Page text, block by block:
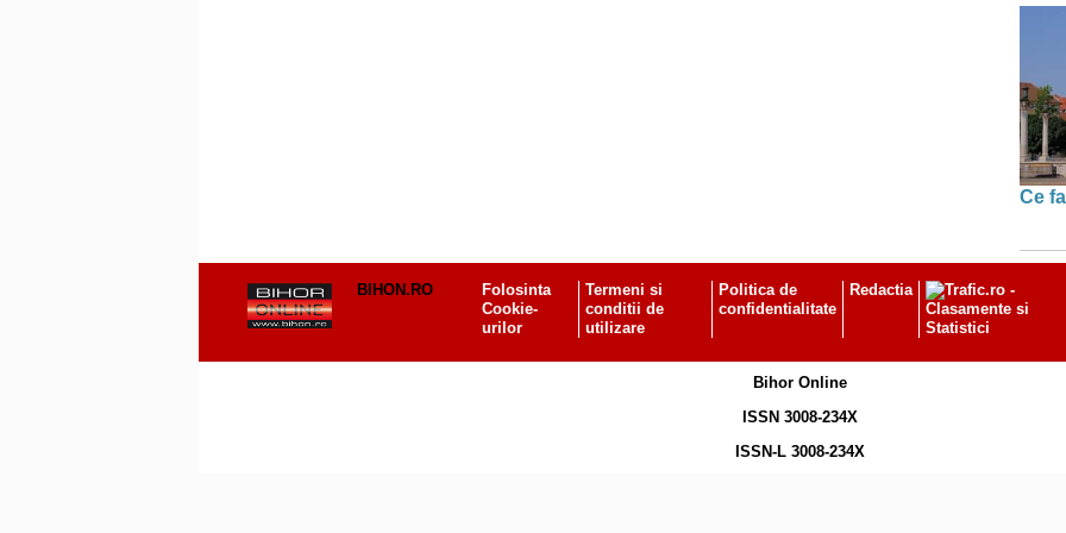
Ce
BIHON.RO
Folosinta
Cookie-
urilor
Termeni si
conditii de
utilizare
Politica de
confidentialitate
Redactia
Bihor Online
ISSN 3008-234X
ISSN-L 3008-234X